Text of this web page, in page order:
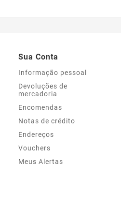
Sua Conta
Informação pessoal
Devoluções de
mercadoria
Encomendas
Notas de crédito
Endereços
Vouchers
Meus Alertas